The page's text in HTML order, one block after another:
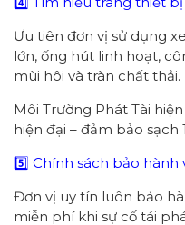
Ưu tiên đơn vị sử dụng
lớn, ống hút linh hoạt,
mùi hôi và tràn chất thải.
Môi Trường Phát Tài
hiện đại – đảm bảo sạch
5️⃣ Chính sách bảo hành
Đơn vị uy tín luôn bảo
miễn phí khi sự cố tái